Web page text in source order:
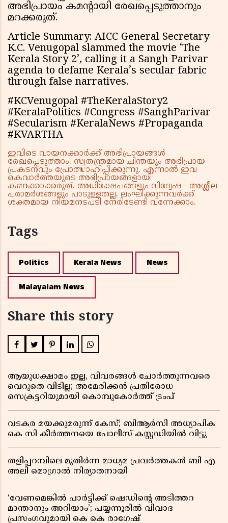
അഭിപ്രായം കമന്റായി രേഖപ്പെടുത്താനും
മറക്കരുത്.
Article Summary: AICC General Secretary
K.C. Venugopal slammed the movie ‘The
Kerala Story 2’, calling it a Sangh Parivar
agenda to defame Kerala’s secular fabric
through false narratives.
#KCVenugopal #TheKeralaStory2
#KeralaPolitics #Congress #SanghParivar
#Secularism #KeralaNews #Propaganda
#KVARTHA
ഇവിടെ വായനക്കാർക്ക് അഭിപ്രായങ്ങൾ
രേഖപ്പെടുത്താം. സ്വതന്ത്രമായ ചിന്തയും അഭിപ്രായ
പ്രകടനവും പ്രോത്സാഹിപ്പിക്കുന്നു. എന്നാൽ ഇവ
കെവാർത്തയുടെ അഭിപ്രായങ്ങളായി
കണക്കാക്കരുത്. അധിക്ഷേപങ്ങളും വിദ്വേഷ - അശ്ലീല
പരാമർശങ്ങളും പാടുള്ളതല്ല. ലംഘിക്കുന്നവർക്ക്
ശക്തമായ നിയമനടപടി നേരിടേണ്ടി വന്നേക്കാം.
Tags
Politics Kerala News News
Malayalam News
Share this story
ആയുധക്ഷാമം ഇല്ല, വിവരങ്ങൾ ചോർത്തുന്നവരെ
വെറുതെ വിടില്ല; അമേരിക്കൻ പ്രതിരോധ
സെക്രട്ടറിയുമായി കൊമ്പുകോർത്ത് ട്രംപ്
വടകര മയക്കുമരുന്ന് കേസ്; ബിആർസി അധ്യാപിക
കെ സി കീർത്തനയെ പോലീസ് കസ്റ്റഡിയിൽ വിട്ടു
തളിപ്പറമ്പിലെ മുതിർന്ന മാധ്യമ പ്രവർത്തകൻ ബി എ
അലി മൊഗ്രാൽ നിര്യാതനായി
‘വേണമെങ്കിൽ പാർട്ടിക്ക് ഷെഡിൻ്റെ അടിത്തറ
മാന്താനും അറിയാം’; പയ്യന്നൂരിൽ വിവാദ
പ്രസംഗവുമായി കെ കെ രാഗേഷ്